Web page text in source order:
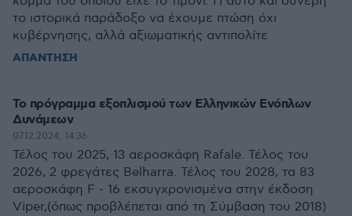
το ιστορικά παράδοξο να έχουμε πτώση όχι
κυβέρνησης, αλλά αξιωματικής αντιπολίτε
ΑΠΑΝΤΗΣΗ
Το πρόγραμμα εξοπλισμού των Ελληνικών Ενόπλων
Δυνάμεων
07.12.2024, 14:36
Τέλος του 2025, 13 αεροσκάφη Rafale. Τέλος του
2026, 2 φρεγάτες Belharra. Τέλος του 2028, τα 83
αεροσκάφη F - 16 εκσυγχρονισμένα στην έκδοση
Viper,(όπως προβλέπεται από τη Σύμβαση του 2018)